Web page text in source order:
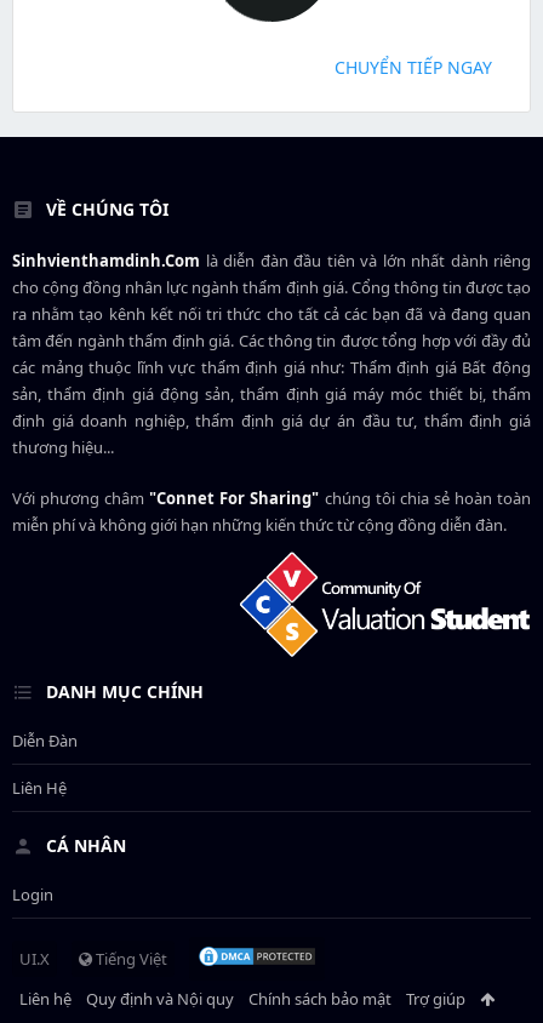
CHUYỂN TIẾP NGAY
VỀ CHÚNG TÔI
Sinhvienthamdinh.Com là diễn đàn đầu tiên và lớn nhất dành riêng
cho cộng đồng nhân lực ngànhthẩm định giá. Cổng thông tin được tạo
ra nhằm tạo kênh kết nối tri thức cho tất cả các bạn đã và đang quan
tâm đến ngành thẩm định giá. Các thông tin được tổng hợp với đầy đủ
các mảng thuộc lĩnh vực thẩm định giá như: Thẩm định giá Bất động
sản, thẩm định giá động sản, thẩm định giá máy móc thiết bị, thẩm
định giá doanh nghiệp, thẩm định giá dự án đầu tư, thẩm định giá
thương hiệu...
Với phương châm"Connet For Sharing" chúng tôi chia sẻ hoàn toàn
miễn phí và không giới hạn những kiến thức từ cộng đồng diễn đàn.
DANH MỤC CHÍNH
Diễn Đàn
Liên Hệ
CÁ NHÂN
Login
UI.X
Tiếng Việt
Liên hệ
Quy định và Nội quy Chính sách bảo mật Trợ giúp